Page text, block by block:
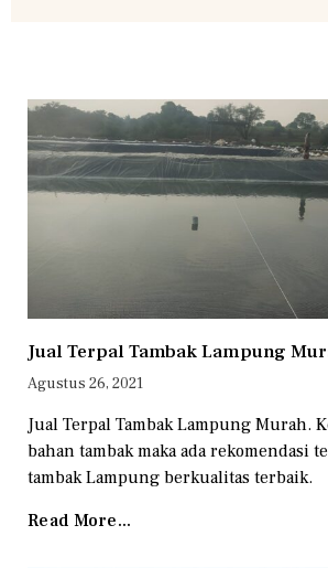
Jual Terpal Tambak Lampung
Agustus 26, 2021
Jual Terpal Tambak Lampung Murah.
bahan tambak maka ada rekomendasi
tambak Lampung berkualitas terbaik.
Read More...